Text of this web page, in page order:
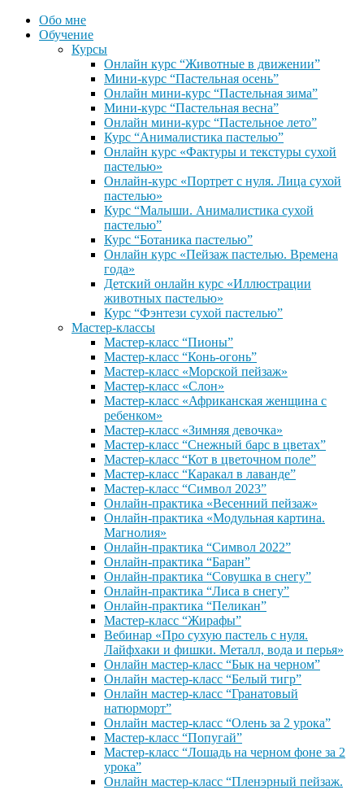
Обо мне
Обучение
Курсы
Онлайн курс “Животные в движении”
Мини-курс “Пастельная осень”
Онлайн мини-курс “Пастельная зима”
Мини-курс “Пастельная весна”
Онлайн мини-курс “Пастельное лето”
Курс “Анималистика пастелью”
Онлайн курс «Фактуры и текстуры сухой
пастелью»
Онлайн-курс «Портрет с нуля. Лица сухой
пастелью»
Курс “Малыши. Анималистика сухой
пастелью”
Курс “Ботаника пастелью”
Онлайн курс «Пейзаж пастелью. Времена
года»
Детский онлайн курс «Иллюстрации
животных пастелью»
Курс “Фэнтези сухой пастелью”
Мастер-классы
Мастер-класс “Пионы”
Мастер-класс “Конь-огонь”
Мастер-класс «Морской пейзаж»
Мастер-класс «Слон»
Мастер-класс «Африканская женщина с
ребенком»
Мастер-класс «Зимняя девочка»
Мастер-класс “Снежный барс в цветах”
Мастер-класс “Кот в цветочном поле”
Мастер-класс “Каракал в лаванде”
Мастер-класс “Символ 2023”
Онлайн-практика «Весенний пейзаж»
Онлайн-практика «Модульная картина.
Магнолия»
Онлайн-практика “Символ 2022”
Онлайн-практика “Баран”
Онлайн-практика “Совушка в снегу”
Онлайн-практика “Лиса в снегу”
Онлайн-практика “Пеликан”
Мастер-класс “Жирафы”
Вебинар «Про сухую пастель с нуля.
Лайфхаки и фишки. Металл, вода и перья»
Онлайн мастер-класс “Бык на черном”
Онлайн мастер-класс “Белый тигр”
Онлайн мастер-класс “Гранатовый
натюрморт”
Онлайн мастер-класс “Олень за 2 урока”
Мастер-класс “Попугай”
Мастер-класс “Лошадь на черном фоне за 2
урока”
Онлайн мастер-класс “Пленэрный пейзаж.